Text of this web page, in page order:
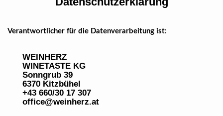
Verantwortlicher für die Datenverarbeitung ist:
WEINHERZ
WINETASTE KG
Sonngrub 39
6370 Kitzbühel
+43 660/30 17 307
office@weinherz.at